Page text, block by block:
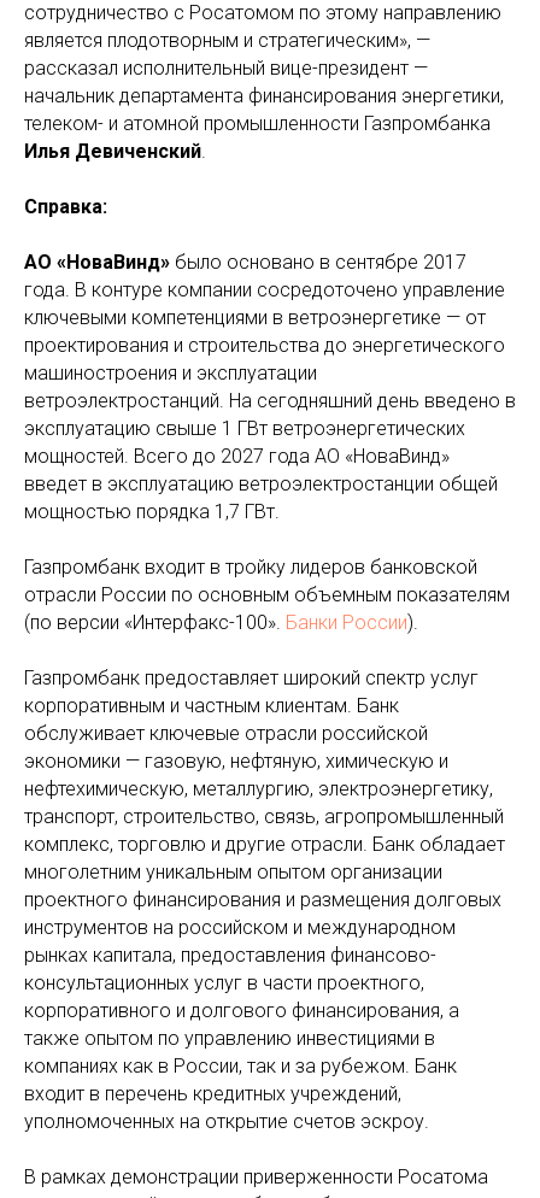
сотрудничество с Росатомом по этому направлению
является плодотворным и стратегическим», —
рассказал исполнительный вице-президент —
начальник департамента финансирования энергетики,
телеком- и атомной промышленности Газпромбанка
Илья Девиченский.
Справка:
АО «НоваВинд» было основано в сентябре 2017
года. В контуре компании сосредоточено управление
ключевыми компетенциями в ветроэнергетике — от
проектирования и строительства до энергетического
машиностроения и эксплуатации
ветроэлектростанций. На сегодняшний день введено в
эксплуатацию свыше 1 ГВт ветроэнергетических
мощностей. Всего до 2027 года АО «НоваВинд»
введет в эксплуатацию ветроэлектростанции общей
мощностью порядка 1,7 ГВт.
Газпромбанк входит в тройку лидеров банковской
отрасли России по основным объемным показателям
(по версии «Интерфакс-100». Банки России).
Газпромбанк предоставляет широкий спектр услуг
корпоративным и частным клиентам. Банк
обслуживает ключевые отрасли российской
экономики — газовую, нефтяную, химическую и
нефтехимическую, металлургию, электроэнергетику,
транспорт, строительство, связь, агропромышленный
комплекс, торговлю и другие отрасли. Банк обладает
многолетним уникальным опытом организации
проектного финансирования и размещения долговых
инструментов на российском и международном
рынках капитала, предоставления финансово-
консультационных услуг в части проектного,
корпоративного и долгового финансирования, а
также опытом по управлению инвестициями в
компаниях как в России, так и за рубежом. Банк
входит в перечень кредитных учреждений,
уполномоченных на открытие счетов эскроу.
В рамках демонстрации приверженности Росатома